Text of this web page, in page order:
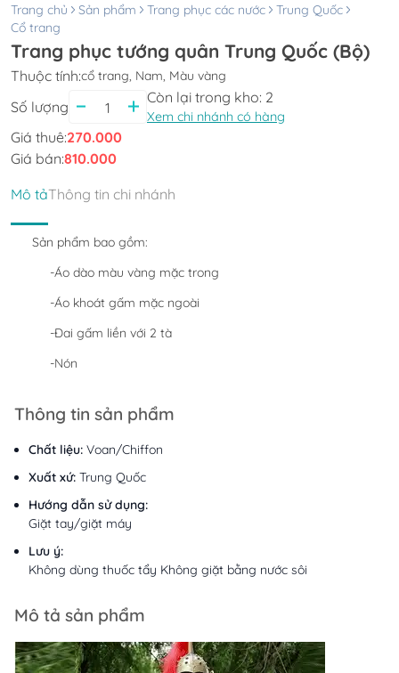
Trang chủ Sản phẩm Trang phục các nước
Trung Quốc
Cổ trang
Trang phục tướng quân Trung Quốc (Bộ)
Thuộc tính:cổ trang, Nam, Màu vàng
Số lượng
Còn lại trong kho: 2
Xem chi nhánh có hàng
Giá thuê:270.000
Giá bán:810.000
Mô tảThông tin chi nhánh
Sản phẩm bao gồm:
-Áo dào màu vàng mặc trong
-Áo khoát gấm mặc ngoài
-Đai gấm liền với 2 tà
-Nón
Thông tin sản phẩm
Chất liệu: Voan/Chiffon
Xuất xứ: Trung Quốc
Hướng dẫn sử dụng:
Giặt tay/giặt máy
Lưu ý:
Không dùng thuốc tẩy Không giặt bằng nước sôi
Mô tả sản phẩm